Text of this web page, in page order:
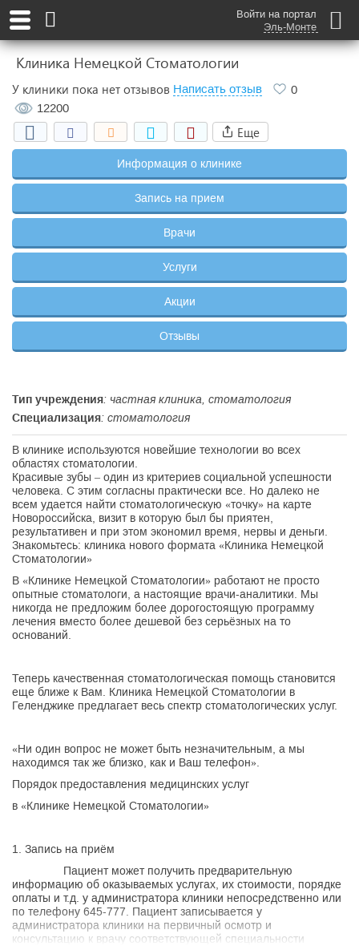
Войти на портал
Эль-Монте
Клиника Немецкой Стоматологии
У клиники пока нет отзывов Написать отзыв
0
12200
Еще
Информация о клинике
Запись на прием
Врачи
Услуги
Акции
Отзывы
Тип учреждения: частная клиника, стоматология
Специализация: стоматология
В клинике используются новейшие технологии во всех
областях стоматологии.
Красивые зубы – один из критериев социальной успешности
человека. С этим согласны практически все. Но далеко не
всем удается найти стоматологическую «точку» на карте
Новороссийска, визит в которую был бы приятен,
результативен и при этом экономил время, нервы и деньги.
Знакомьтесь: клиника нового формата «Клиника Немецкой
Стоматологии»
В «Клинике Немецкой Стоматологии» работают не просто
опытные стоматологи, а настоящие врачи-аналитики. Мы
никогда не предложим более дорогостоящую программу
лечения вместо более дешевой без серьёзных на то
оснований.
Теперь качественная стоматологическая помощь становится
еще ближе к Вам. Клиника Немецкой Стоматологии в
Геленджике предлагает весь спектр стоматологических услуг.
«Ни один вопрос не может быть незначительным, а мы
находимся так же близко, как и Ваш телефон».
Порядок предоставления медицинских услуг
в «Клинике Немецкой Стоматологии»
1. Запись на приём
Пациент может получить предварительную
информацию об оказываемых услугах, их стоимости, порядке
оплаты и т.д. у администратора клиники непосредственно или
по телефону 645-777. Пациент записывается у
администратора клиники на первичный осмотр и
консультацию к врачу соответствующей специальности